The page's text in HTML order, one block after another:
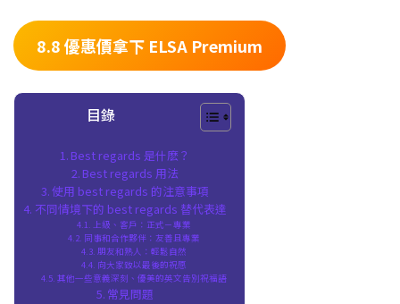
8.8 優惠價拿下 ELSA Premium
目錄
Best regards 是什麽？
Best regards 用法
使用 best regards 的注意事項
不同情境下的 best regards 替代表達
上級、客戶：正式－專業
同事和合作夥伴：友善且專業
朋友和熟人：輕鬆自然
向大家致以最後的祝愿
其他一些意義深刻、優美的英文告別祝福語
常見問題